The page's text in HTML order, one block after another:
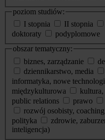
poziom studiów:
I stopnia
II stopnia
doktoraty
podyplomowe
obszar tematyczny:
biznes, zarządzanie
dziennikarstwo, media
informatyka, nowe
międzykulturowa
kultura,
public relations
prawo
rozwój osobisty, coaching
polityka
zdrowie,
inteligencja)